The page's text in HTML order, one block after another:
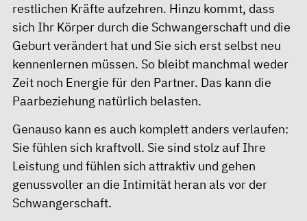
restlichen Kräfte aufzehren. Hinzu kommt, dass
sich Ihr Körper durch die Schwangerschaft und die
Geburt verändert hat und Sie sich erst selbst neu
kennenlernen müssen. So bleibt manchmal weder
Zeit noch Energie für den Partner. Das kann die
Paarbeziehung natürlich belasten.
Genauso kann es auch komplett anders verlaufen:
Sie fühlen sich kraftvoll. Sie sind stolz auf Ihre
Leistung und fühlen sich attraktiv und gehen
genussvoller an die Intimität heran als vor der
Schwangerschaft.